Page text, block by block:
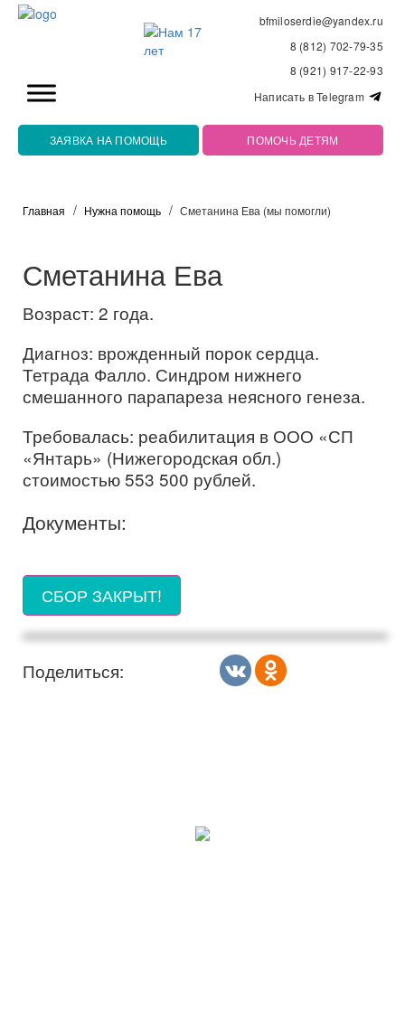
bfmiloserdie@yandex.ru
8 (812) 702-79-35
8 (921) 917-22-93
Написать в Telegram
ЗАЯВКА НА ПОМОЩЬ ПОМОЧЬ ДЕТЯМ
Главная Нужна помощь Сметанина Ева (мы помогли)
Сметанина Ева
Возраст: 2 года.
Диагноз: врожденный порок сердца.
Тетрада Фалло. Синдром нижнего
смешанного парапареза неясного генеза.
Требовалась: реабилитация в ООО «СП
«Янтарь» (Нижегородская обл.)
стоимостью 553 500 рублей.
Документы:
СБОР ЗАКРЫТ!
Поделиться: